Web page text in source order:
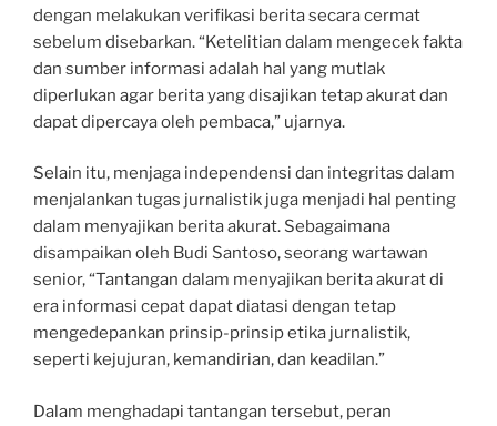
dengan melakukan verifikasi berita secara cermat
sebelum disebarkan. “Ketelitian dalam mengecek fakta
dan sumber informasi adalah hal yang mutlak
diperlukan agar berita yang disajikan tetap akurat dan
dapat dipercaya oleh pembaca,” ujarnya.
Selain itu, menjaga independensi dan integritas dalam
menjalankan tugas jurnalistik juga menjadi hal penting
dalam menyajikan berita akurat. Sebagaimana
disampaikan oleh Budi Santoso, seorang wartawan
senior, “Tantangan dalam menyajikan berita akurat di
era informasi cepat dapat diatasi dengan tetap
mengedepankan prinsip-prinsip etika jurnalistik,
seperti kejujuran, kemandirian, dan keadilan.”
Dalam menghadapi tantangan tersebut, peran